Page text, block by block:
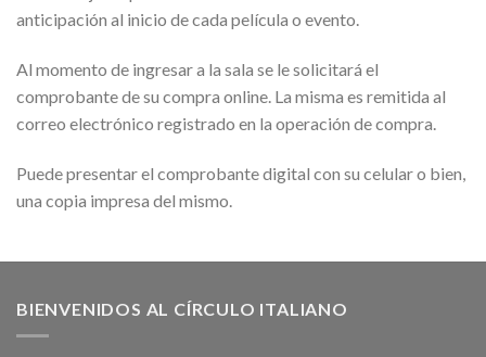
anticipación al inicio de cada película o evento.
Al momento de ingresar a la sala se le solicitará el
comprobante de su compra online. La misma es remitida al
correo electrónico registrado en la operación de compra.
Puede presentar el comprobante digital con su celular o bien,
una copia impresa del mismo.
BIENVENIDOS AL CÍRCULO ITALIANO